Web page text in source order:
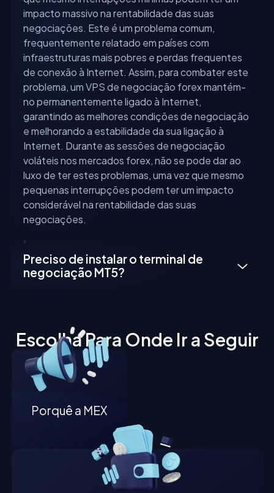
impacto massivo na rentabilidade das suas
negociações. Este é um problema comum,
frequentemente relatado em países com
infraestruturas mais pobres e perdas frequentes
de conexão à Internet. Assim, para combater este
problema, um VPS de negociação forex mantém-
no permanentemente ligado à Internet,
garantindo as melhores condições de negociação
e melhorando a estabilidade da sua ligação à
Internet. Durante as sessões de negociação
voláteis nos mercados forex, não se pode dar ao
luxo de ter estes problemas, uma vez que mesmo
pequenas interrupções podem ter um impacto
considerável na rentabilidade das suas
negociações.
Preciso de instalar o terminal de
negociação MT5?
Escolha Para Onde Ir a Seguir
Porquê a MEX